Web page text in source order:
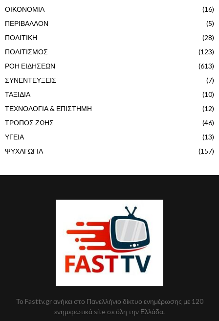
ΟΙΚΟΝΟΜΙΑ
(16)
ΠΕΡΙΒΑΛΛΟΝ
(5)
ΠΟΛΙΤΙΚΗ
(28)
ΠΟΛΙΤΙΣΜΟΣ
(123)
ΡΟΗ ΕΙΔΗΣΕΩΝ
(613)
ΣΥΝΕΝΤΕΥΞΕΙΣ
(7)
ΤΑΞΙΔΙΑ
(10)
ΤΕΧΝΟΛΟΓΙΑ & ΕΠΙΣΤΗΜΗ
(12)
ΤΡΟΠΟΣ ΖΩΗΣ
(46)
ΥΓΕΙΑ
(13)
ΨΥΧΑΓΩΓΙΑ
(157)
Το Fasttv.gr ανήκει στο Πανελλήνιο δίκτυο ενημέρωσης με 120
ενημερωτικά site σε όλη την Ελλάδα.